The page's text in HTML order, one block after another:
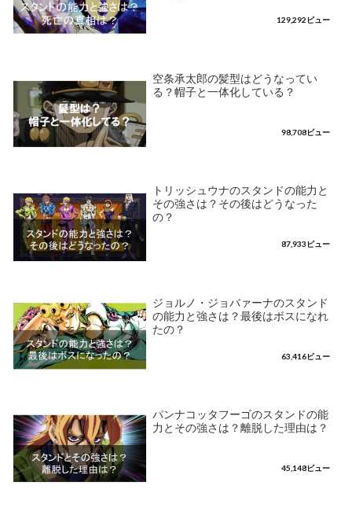
129,292ビュー
空条承太郎の髪型はどうなってい
る？帽子と一体化している？
98,708ビュー
トリッシュウナのスタンドの能力と
その強さは？その後はどうなった
の？
87,933ビュー
ジョルノ・ジョバァーナのスタンド
の能力と強さは？最後はボスになれ
たの？
63,416ビュー
パンナコッタフーゴのスタンドの能
力とその強さは？離脱した理由は？
45,148ビュー